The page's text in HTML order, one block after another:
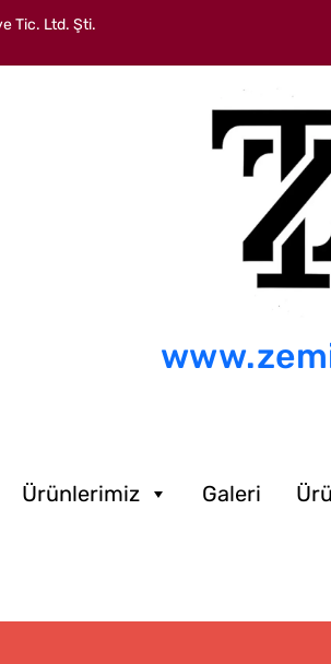
Tic. Ltd. Şti.
Ürünlerimiz Galeri